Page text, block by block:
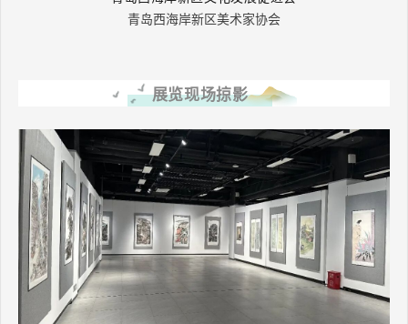
青岛西海岸新区美术家协会
展览现场掠影